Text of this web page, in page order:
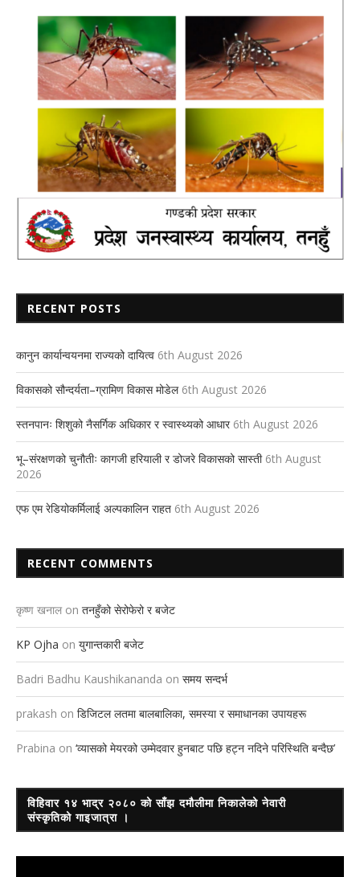
RECENT POSTS
कानुन कार्यान्वयनमा राज्यको दायित्व 6th August 2026
विकासको सौन्दर्यता–ग्रामिण विकास मोडेल 6th August 2026
स्तनपानः शिशुको नैसर्गिक अधिकार र स्वास्थ्यको आधार 6th August 2026
भू–संरक्षणको चुनौतीः कागजी हरियाली र डोजरे विकासको सास्ती 6th August
2026
एफ एम रेडियोकर्मिलाई अल्पकालिन राहत 6th August 2026
RECENT COMMENTS
कृष्ण खनाल on तनहुँको सेरोफेरो र बजेट
KP Ojha on युगान्तकारी बजेट
Badri Badhu Kaushikananda on समय सन्दर्भ
prakash on डिजिटल लतमा बालबालिका, समस्या र समाधानका उपायहरू
Prabina on ‘व्यासको मेयरको उम्मेदवार हुनबाट पछि हट्न नदिने परिस्थिति बन्दैछ’
विहिवार १४ भाद्र २०८० को साँझ दमौलीमा निकालेको नेवारी
संस्कृतिको गाइजात्रा ।